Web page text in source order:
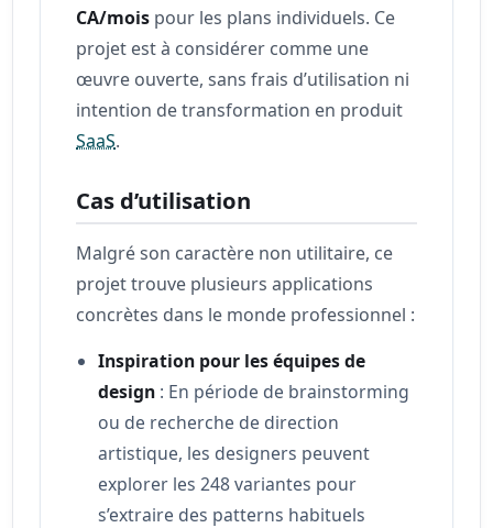
CA/mois pour les plans individuels. Ce
projet est à considérer comme une
œuvre ouverte, sans frais d’utilisation ni
intention de transformation en produit
SaaS.
Cas d’utilisation
Malgré son caractère non utilitaire, ce
projet trouve plusieurs applications
concrètes dans le monde professionnel :
Inspiration pour les équipes de
design : En période de brainstorming
ou de recherche de direction
artistique, les designers peuvent
explorer les 248 variantes pour
s’extraire des patterns habituels